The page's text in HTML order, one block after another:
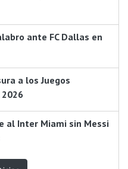
ante FC Dallas en
a los Juegos
al Inter Miami sin Messi